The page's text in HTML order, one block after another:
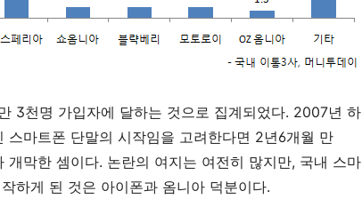
3천명 가입자에 달하는 것으로 집계되었다. 2007년 하
스마트폰 단말의 시작임을 고려한다면 2년6개월 만
개막한 셈이다. 논란의 여지는 여전히 많지만, 국내 스마
하게 된 것은 아이폰과 옴니아 덕분이다.